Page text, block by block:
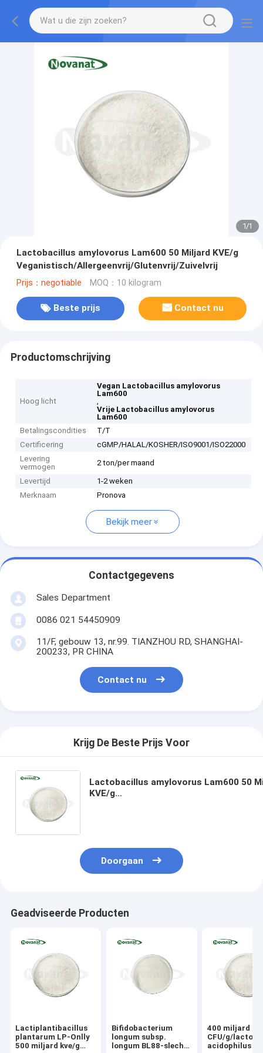
1/1
Lactobacillus amylovorus Lam600 50 Miljard KVE/g
Veganistisch/Allergeenvrij/Glutenvrij/Zuivelvrij
Prijs：negotiable MOQ：10 kilogram
Beste prijs Contact nu
Productomschrijving
Hoog licht
Vegan Lactobacillus amylovorus
Lam600
,
Vrije Lactobacillus amylovorus
Lam600
Betalingscondities
T/T
Certificering
cGMP/HALAL/KOSHER/ISO9001/ISO22000
Levering
vermogen
2 ton/per maand
Levertijd
1-2 weken
Merknaam
Pronova
Bekijk meer
Contactgegevens
Sales Department
0086 021 54450909
11/F, gebouw 13, nr.99. TIANZHOU RD, SHANGHAI-
200233, PR CHINA
Contact nu
Krijg De Beste Prijs Voor
Lactobacillus amylovorus Lam600 50
KVE/g
Doorgaan
Geadviseerde Producten
Lactiplantibacillus
plantarum LP-Onlly
500 miljard kve/g
Bifidobacterium
longum subsp.
longum BL88-slechts
400 miljard
CFU/g/
acidophilus